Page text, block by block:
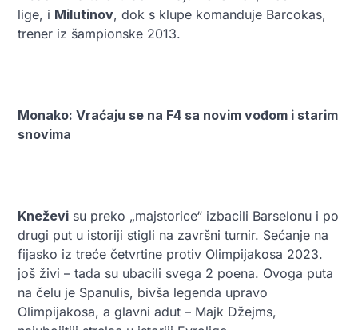
lige, i Milutinov, dok s klupe komanduje Barcokas,
trener iz šampionske 2013.
Monako: Vraćaju se na F4 sa novim vođom i starim
snovima
Kneževi su preko „majstorice“ izbacili Barselonu i po
drugi put u istoriji stigli na završni turnir. Sećanje na
fijasko iz treće četvrtine protiv Olimpijakosa 2023.
još živi – tada su ubacili svega 2 poena. Ovoga puta
na čelu je Spanulis, bivša legenda upravo
Olimpijakosa, a glavni adut – Majk Džejms,